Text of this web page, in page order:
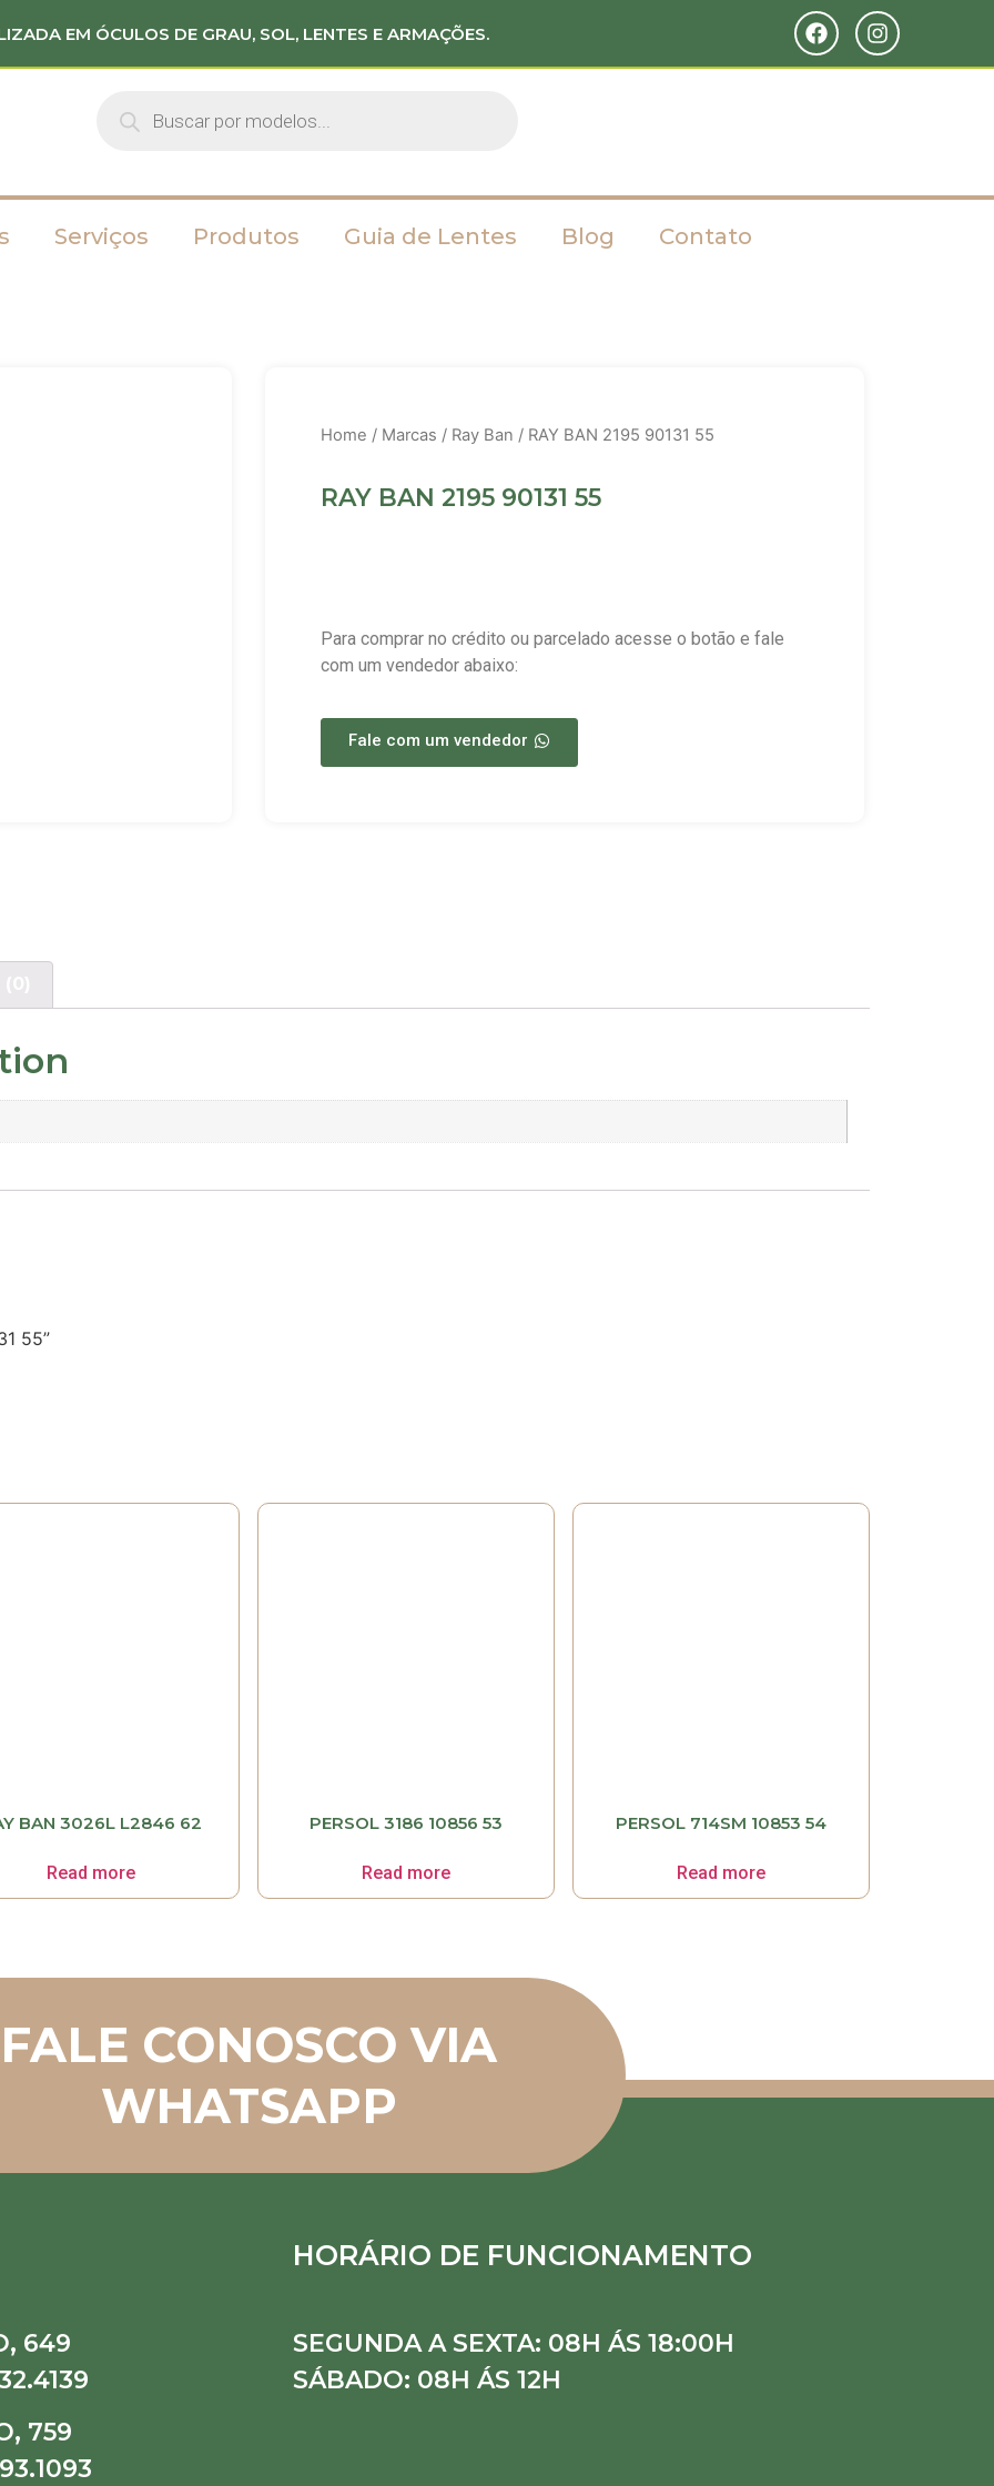
EM ÓCULOS DE GRAU, SOL, LENTES E ARMAÇÕES.
Serviços Produtos Guia de Lentes Blog Contato
Home / Marcas / Ray Ban / RAY BAN 2195 90131 55
RAY BAN 2195 90131 55
Para comprar no crédito ou parcelado acesse o botão e fale
com um vendedor abaixo:
Fale com um vendedor
55”
BAN 3026L L2846 62
Read more
PERSOL 3186 10856 53
Read more
PERSOL 714SM 10853 54
Read more
FALE CONOSCO VIA
WHATSAPP
649
759
HORÁRIO DE FUNCIONAMENTO
SEGUNDA A SEXTA: 08H ÁS 18:00H
SÁBADO: 08H ÁS 12H